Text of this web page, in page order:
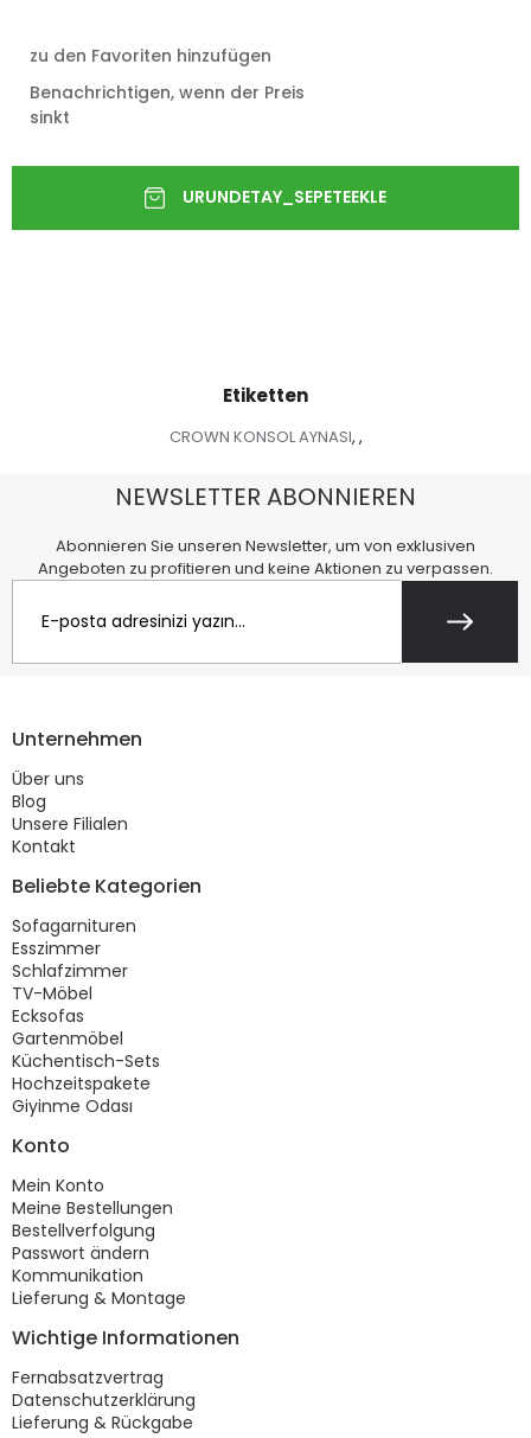
zu den Favoriten hinzufügen
Benachrichtigen, wenn der Preis
sinkt
Etiketten
CROWN KONSOL AYNASI, ,
NEWSLETTER ABONNIEREN
Abonnieren Sie unseren Newsletter, um von exklusiven
Angeboten zu profitieren und keine Aktionen zu verpassen.
Unternehmen
Über uns
Blog
Unsere Filialen
Kontakt
Beliebte Kategorien
Sofagarnituren
Esszimmer
Schlafzimmer
TV-Möbel
Ecksofas
Gartenmöbel
Küchentisch-Sets
Hochzeitspakete
Giyinme Odası
Konto
Mein Konto
Meine Bestellungen
Bestellverfolgung
Passwort ändern
Kommunikation
Lieferung & Montage
Wichtige Informationen
Fernabsatzvertrag
Datenschutzerklärung
Lieferung & Rückgabe